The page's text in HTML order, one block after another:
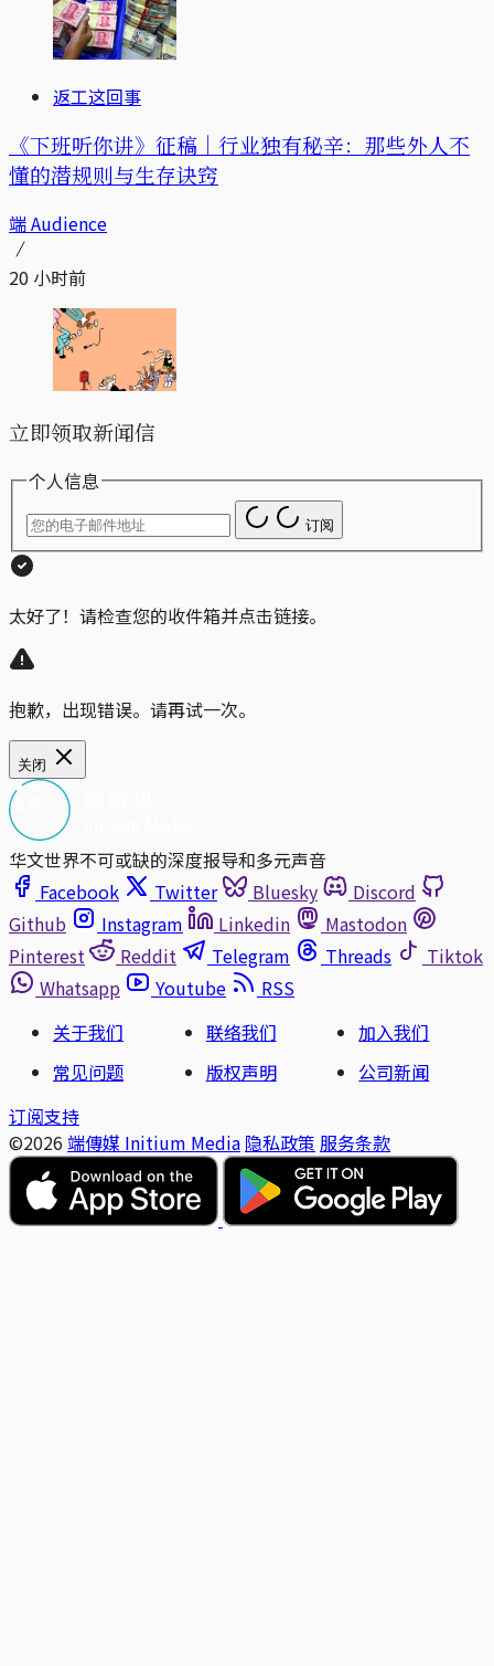
返工这回事
《下班听你讲》征稿｜行业独有秘辛：那些外人不
懂的潜规则与生存诀窍
端 Audience
20 小时前
立即领取新闻信
个人信息
订阅
太好了！请检查您的收件箱并点击链接。
抱歉，出现错误。请再试一次。
关闭
华文世界不可或缺的深度报导和多元声音
Facebook
Twitter Bluesky
Discord
Github
Instagram Linkedin
Mastodon
Pinterest
Reddit Telegram Threads
Tiktok
Whatsapp
Youtube
RSS
关于我们
联络我们
加入我们
常见问题
版权声明
公司新闻
订阅支持
©2026 端傳媒 Initium Media 隐私政策 服务条款